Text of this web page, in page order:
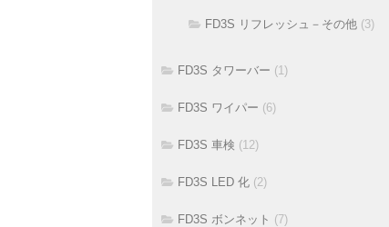
FD3S リフレッシュ－その他 (3)
FD3S タワーバー (1)
FD3S ワイパー (6)
FD3S 車検 (12)
FD3S LED 化 (2)
FD3S ボンネット (7)